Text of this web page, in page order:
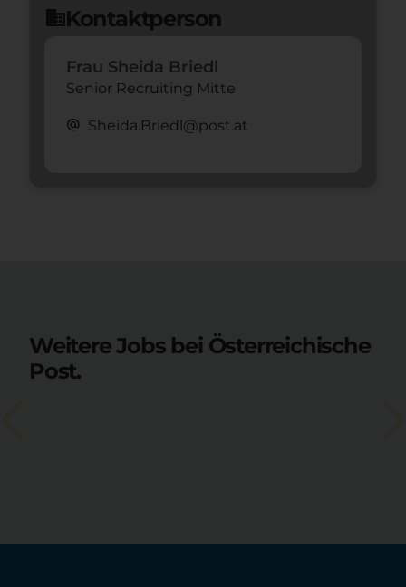
domainKontaktperson
Frau Sheida Briedl
Senior Recruiting Mitte
alternate_email Sheida.Briedl@post.at
Weitere Jobs bei Österreichische
Post.